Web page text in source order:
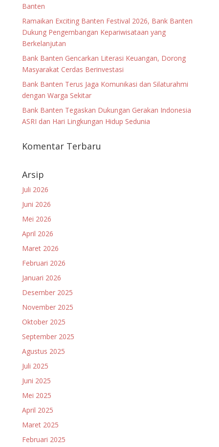
Banten
Ramaikan Exciting Banten Festival 2026, Bank Banten
Dukung Pengembangan Kepariwisataan yang
Berkelanjutan
Bank Banten Gencarkan Literasi Keuangan, Dorong
Masyarakat Cerdas Berinvestasi
Bank Banten Terus Jaga Komunikasi dan Silaturahmi
dengan Warga Sekitar
Bank Banten Tegaskan Dukungan Gerakan Indonesia
ASRI dan Hari Lingkungan Hidup Sedunia
Komentar Terbaru
Arsip
Juli 2026
Juni 2026
Mei 2026
April 2026
Maret 2026
Februari 2026
Januari 2026
Desember 2025
November 2025
Oktober 2025
September 2025
Agustus 2025
Juli 2025
Juni 2025
Mei 2025
April 2025
Maret 2025
Februari 2025